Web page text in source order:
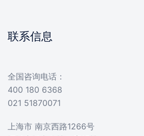
联系信息
全国咨询电话：
400 180 6368
021 51870071
上海市 南京西路1266号